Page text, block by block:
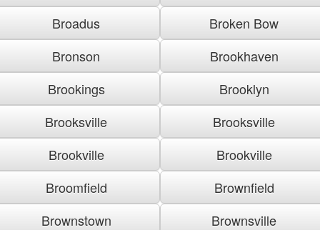
Broadus
Broken Bow
Bronson
Brookhaven
Brookings
Brooklyn
Brooksville
Brooksville
Brookville
Brookville
Broomfield
Brownfield
Brownstown
Brownsville